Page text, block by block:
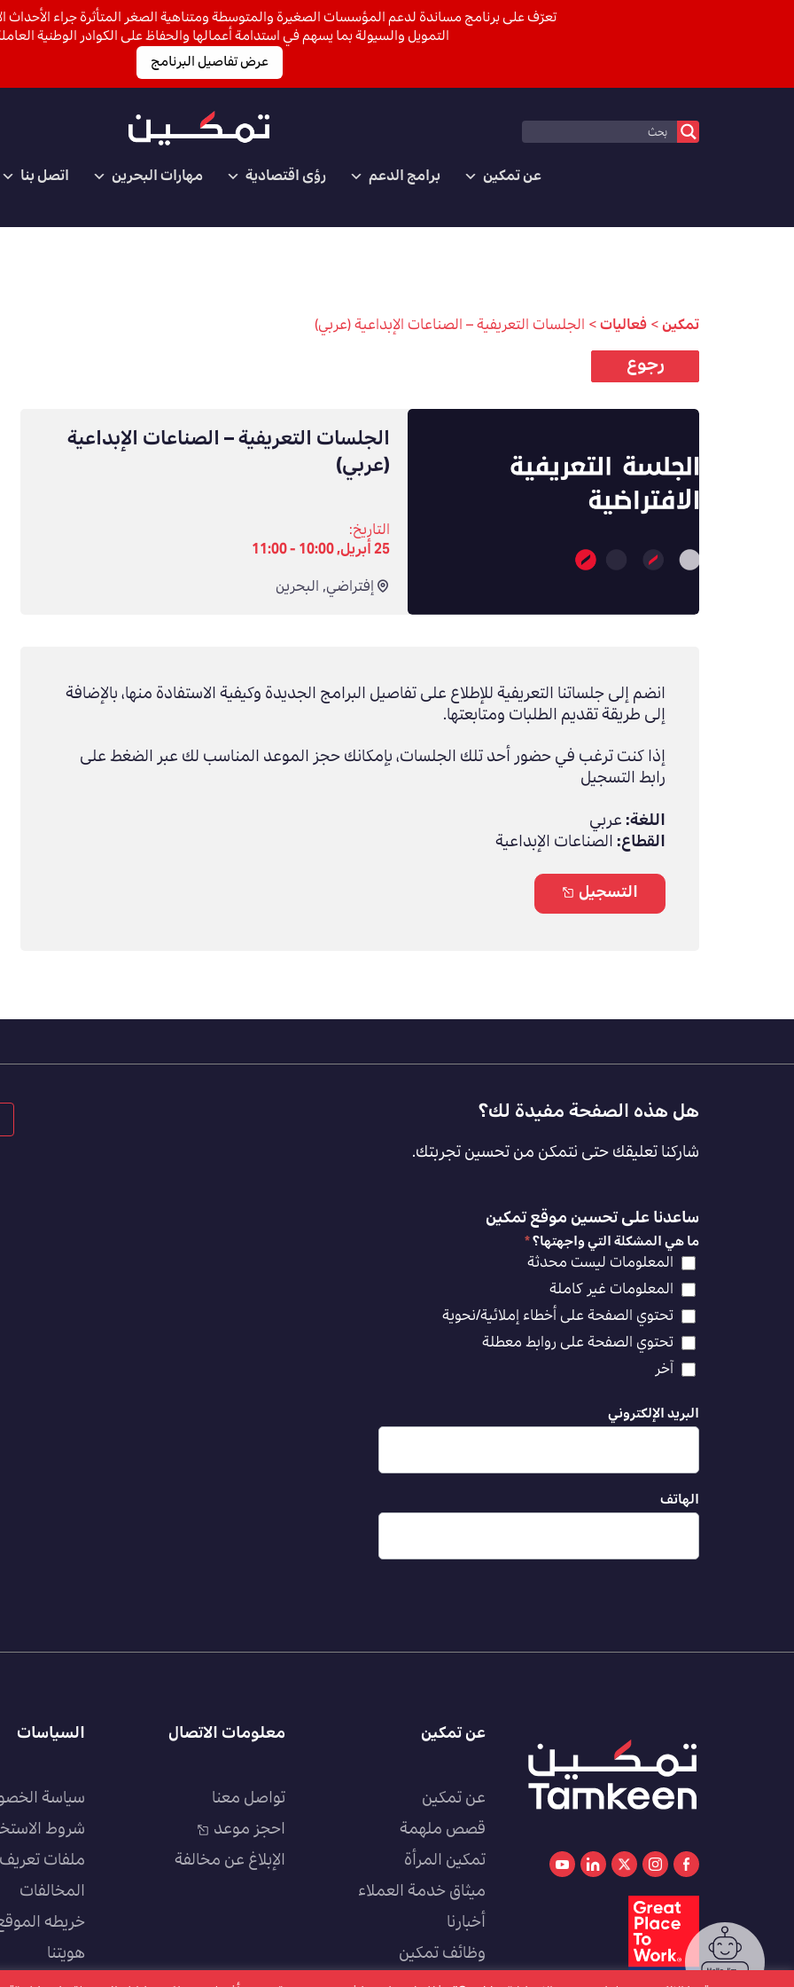
عن تمكين برامج الدعم رؤى اقتصادية مهارات البحرين اتصل بنا
تمكين>فعاليات>الجلسات التعريفية – الصناعات الإبداعية (عربي)
رجوع
الجلسات التعريفية – الصناعات الإبداعية
(عربي)
التاريخ:
25 أبريل, 10:00 - 11:00
إفتراضي,البحرين
انضم إلى جلساتنا التعريفية للإطلاع على تفاصيل البرامج الجديدة وكيفية الاستفادة منها، بالإضافة
إلى طريقة تقديم الطلبات ومتابعتها.
إذا كنت ترغب في حضور أحد تلك الجلسات، بإمكانك حجز الموعد المناسب لك عبر الضغط على
رابط التسجيل
اللغة:عربي
القطاع:الصناعات الإبداعية
التسجيل
Footer
Feedback
[AR]
هل هذه الصفحة مفيدة لك؟
شاركنا تعليقك حتى نتمكن من تحسين تجربتك.
ساعدنا على تحسين موقع تمكين
ما هي المشكلة التي واجهتها؟*
المعلومات ليست محدثة
المعلومات غير كاملة
تحتوي الصفحة على أخطاء إملائية/نحوية
تحتوي الصفحة على روابط معطلة
آخر
البريد الإلكتروني
الهاتف
عن تمكين
عن تمكين
قصص ملهمة
تمكين المرأة
ميثاق خدمة العملاء
أخبارنا
وظائف تمكين
معلومات الاتصال
تواصل معنا
احجز موعد
الإبلاغ عن مخالفة
السياسات
سياسة
شروط
ملفات تعريف
المخالفات
خريطه
هويتنا
تعرّف على برنامج مساندة لدعم المؤسسات الصغيرة والمتوسطة ومتناهية الصغر المتأثرة جراء الأحداث
التمويل والسيولة بما يسهم في استدامة أعمالها والحفاظ على الكوادر الوطنية
عرض تفاصيل البرنامج